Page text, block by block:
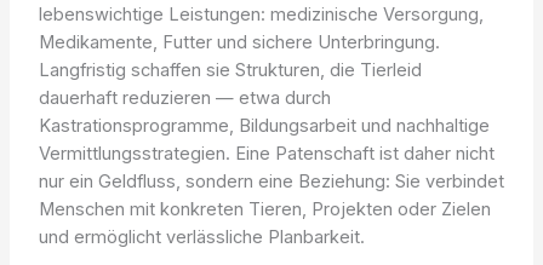
lebenswichtige Leistungen: medizinische Versorgung,
Medikamente, Futter und sichere Unterbringung.
Langfristig schaffen sie Strukturen, die Tierleid
dauerhaft reduzieren — etwa durch
Kastrationsprogramme, Bildungsarbeit und nachhaltige
Vermittlungsstrategien. Eine Patenschaft ist daher nicht
nur ein Geldfluss, sondern eine Beziehung: Sie verbindet
Menschen mit konkreten Tieren, Projekten oder Zielen
und ermöglicht verlässliche Planbarkeit.